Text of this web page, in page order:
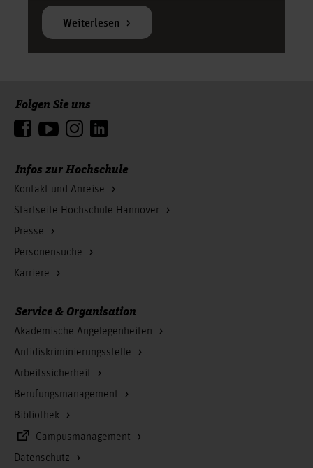
Weiterlesen
Infos zur Hochschule
Kontakt und Anreise
Startseite Hochschule Hannover
Presse
Personensuche
Karriere
Folgen Sie uns
Service & Organisation
Akademische Angelegenheiten
Antidiskriminierungsstelle
Arbeitssicherheit
Berufungsmanagement
Bibliothek
Campusmanagement
Datenschutz